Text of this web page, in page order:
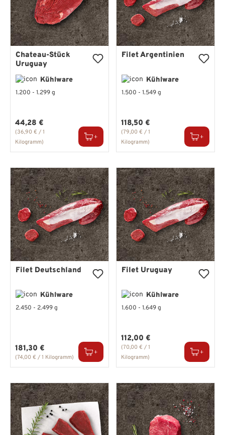
Chateau-Stück
Uruguay
Kühlware
1.200 - 1.299 g
Regulärer Preis:
44,28 €
(36,90 € / 1
Kilogramm)
Filet Argentinien
Kühlware
1.500 - 1.549 g
Regulärer Preis:
118,50 €
(79,00 € / 1
Kilogramm)
Filet Deutschland
Kühlware
2.450 - 2.499 g
Regulärer Preis:
181,30 €
(74,00 € / 1 Kilogramm)
Filet Uruguay
Kühlware
1.600 - 1.649 g
Regulärer Preis:
112,00 €
(70,00 € / 1
Kilogramm)